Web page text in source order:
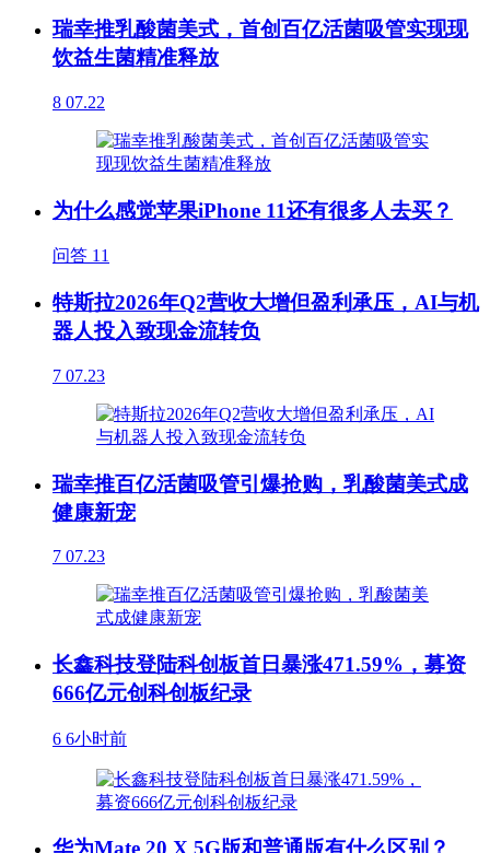
瑞幸推乳酸菌美式，首创百亿活菌吸管实现现
饮益生菌精准释放
8 07.22
为什么感觉苹果iPhone 11还有很多人去买？
问答 11
特斯拉2026年Q2营收大增但盈利承压，AI与机
器人投入致现金流转负
7 07.23
瑞幸推百亿活菌吸管引爆抢购，乳酸菌美式成
健康新宠
7 07.23
长鑫科技登陆科创板首日暴涨471.59%，募资
666亿元创科创板纪录
6 6小时前